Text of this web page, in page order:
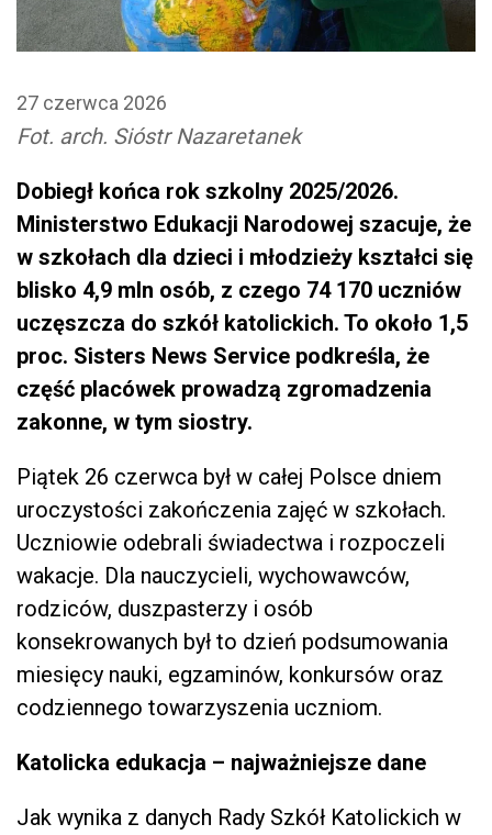
27 czerwca 2026
Fot. arch. Sióstr Nazaretanek
Dobiegł końca rok szkolny 2025/2026.
Ministerstwo Edukacji Narodowej szacuje, że
w szkołach dla dzieci i młodzieży kształci się
blisko 4,9 mln osób, z czego 74 170 uczniów
uczęszcza do szkół katolickich. To około 1,5
proc. Sisters News Service podkreśla, że
część placówek prowadzą zgromadzenia
zakonne, w tym siostry.
Piątek 26 czerwca był w całej Polsce dniem
uroczystości zakończenia zajęć w szkołach.
Uczniowie odebrali świadectwa i rozpoczeli
wakacje. Dla nauczycieli, wychowawców,
rodziców, duszpasterzy i osób
konsekrowanych był to dzień podsumowania
miesięcy nauki, egzaminów, konkursów oraz
codziennego towarzyszenia uczniom.
Katolicka edukacja – najważniejsze dane
Jak wynika z danych Rady Szkół Katolickich w